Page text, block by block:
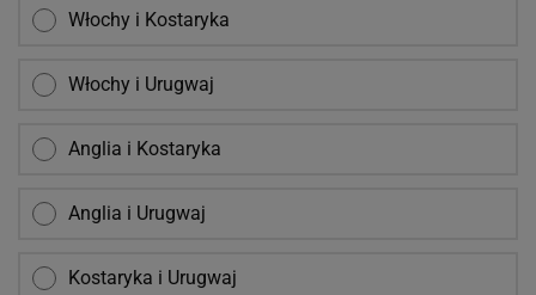
Włochy i Kostaryka
Włochy i Urugwaj
Anglia i Kostaryka
Anglia i Urugwaj
Kostaryka i Urugwaj